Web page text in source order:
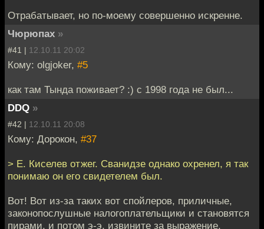
Отрабатывает, но по-моему совершенно искренне.
Чюрюпах »
#41 | 12.10.11 20:02
Кому: olgjoker, #5
как там Тында поживает? :) с 1998 года не был...
DDQ »
#42 | 12.10.11 20:08
Кому: Дорокон, #37
> Е. Киселев отжег. Сванидзе однако охренел, я так
понимаю он его свидетелем был.
Вот! Вот из-за таких вот спойлеров, приличные,
законопослушные налогоплательщики и становятся
пирами, и потом э-э, извините за выражение,